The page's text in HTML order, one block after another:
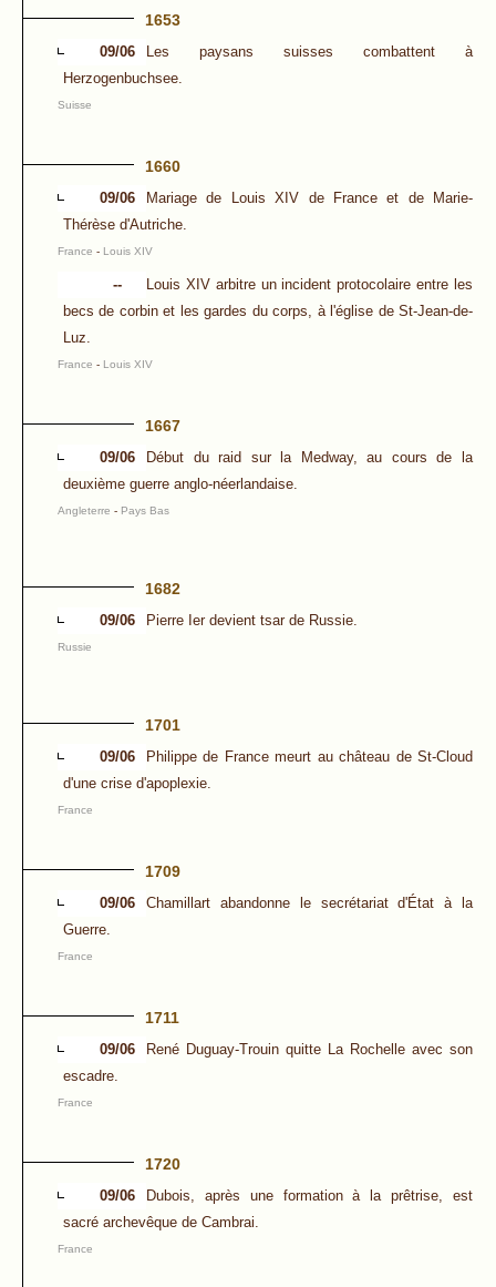
1653
09/06
Les paysans suisses combattent à
Herzogenbuchsee.
Suisse
1660
09/06
Mariage de Louis XIV de France et de Marie-
Thérèse d'Autriche.
France - Louis XIV
--
Louis XIV arbitre un incident protocolaire entre les
becs de corbin et les gardes du corps, à l'église de St-Jean-de-
Luz.
France - Louis XIV
1667
09/06
Début du raid sur la Medway, au cours de la
deuxième guerre anglo-néerlandaise.
Angleterre - Pays Bas
1682
09/06 Pierre Ier devient tsar de Russie.
Russie
1701
09/06
Philippe de France meurt au château de St-Cloud
d'une crise d'apoplexie.
France
1709
09/06
Chamillart abandonne le secrétariat d'État à la
Guerre.
France
1711
09/06
René Duguay-Trouin quitte La Rochelle avec son
escadre.
France
1720
09/06
Dubois, après une formation à la prêtrise, est
sacré archevêque de Cambrai.
France